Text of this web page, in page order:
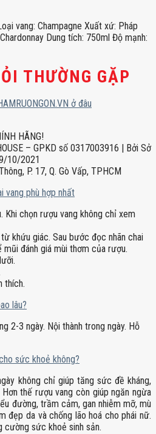
vang: Champagne Xuất xứ: Pháp
Dung tích: 750ml Độ mạnh:
THƯỜNG GẶP
ở đâu
HÃNG!
– GPKD số 0317003916 | Bởi Sở
10/2021
P. 17, Q. Gò Vấp, TPHCM
vang phù hợp nhất
Khi chọn rượu vang không chỉ xem
khứu giác. Sau bước đọc nhãn chai
đánh giá mùi thơm của rượu.
thích.
lâu?
2-3 ngày. Nội thành trong ngày. Hỗ
sức khoẻ không?
không chỉ giúp tăng sức đề kháng,
thế rượu vang còn giúp ngăn ngừa
đường, trầm cảm, gan nhiễm mỡ, mù
đẹp da và chống lão hoá cho phái nữ.
cường sức khoẻ sinh sản.